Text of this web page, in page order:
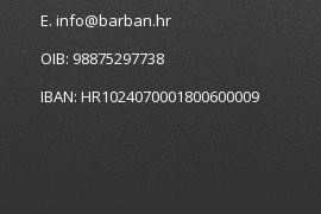
E. info@barban.hr
OIB: 98875297738
IBAN: HR1024070001800600009